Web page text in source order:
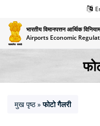
भारतीय विमानपत्तन आर्थिक
Airports Economic
मुख पृष्ठ » फोटो गैलरी